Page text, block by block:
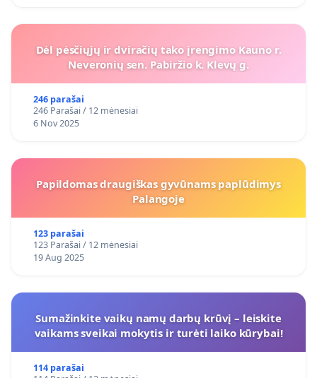
Dėl pėsčiųjų ir dviračių tako įrengimo Kauno r.
Neveronių sen. Pabiržio k. Klevų g.
246 parašai
246 Parašai / 12 mėnesiai
6 Nov 2025
Papildomas draugiškas gyvūnams paplūdimys
Palangoje
123 parašai
123 Parašai / 12 mėnesiai
19 Aug 2025
Sumažinkite vaikų namų darbų krūvį – leiskite
vaikams sveikai mokytis ir turėti laiko kūrybai!
114 parašai